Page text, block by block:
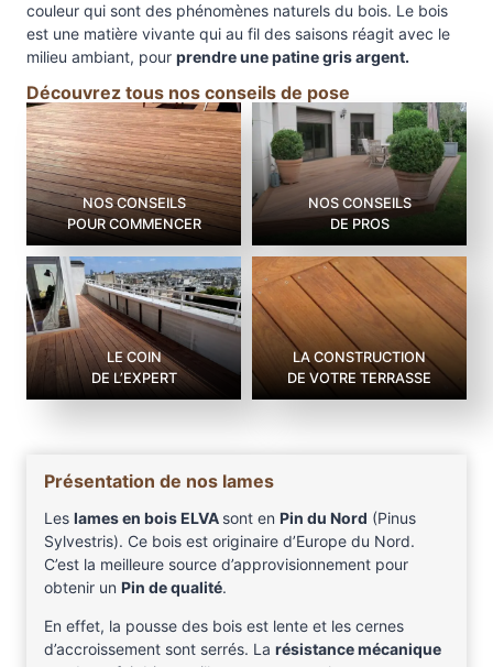
couleur qui sont des phénomènes naturels du bois. Le bois
est une matière vivante qui au fil des saisons réagit avec le
milieu ambiant, pour prendre une patine gris argent.
Découvrez tous nos conseils de pose
NOS CONSEILS
POUR COMMENCER
NOS CONSEILS
DE PROS
LE COIN
DE L’EXPERT
LA CONSTRUCTION
DE VOTRE TERRASSE
Présentation de nos lames
Les lames en bois ELVA sont en Pin du Nord (Pinus
Sylvestris). Ce bois est originaire d’Europe du Nord.
C’est la meilleure source d’approvisionnement pour
obtenir un Pin de qualité.
En effet, la pousse des bois est lente et les cernes
d’accroissement sont serrés. La résistance mécanique